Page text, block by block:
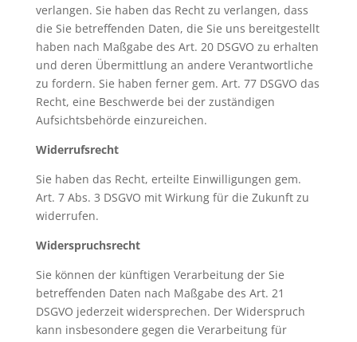
verlangen. Sie haben das Recht zu verlangen, dass
die Sie betreffenden Daten, die Sie uns bereitgestellt
haben nach Maßgabe des Art. 20 DSGVO zu erhalten
und deren Übermittlung an andere Verantwortliche
zu fordern. Sie haben ferner gem. Art. 77 DSGVO das
Recht, eine Beschwerde bei der zuständigen
Aufsichtsbehörde einzureichen.
Widerrufsrecht
Sie haben das Recht, erteilte Einwilligungen gem.
Art. 7 Abs. 3 DSGVO mit Wirkung für die Zukunft zu
widerrufen.
Widerspruchsrecht
Sie können der künftigen Verarbeitung der Sie
betreffenden Daten nach Maßgabe des Art. 21
DSGVO jederzeit widersprechen. Der Widerspruch
kann insbesondere gegen die Verarbeitung für